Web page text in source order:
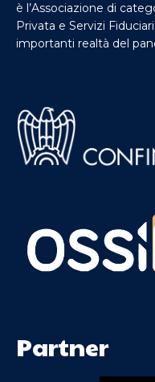
è l’Associazione di
Privata e Servizi
importanti realtà del
Partner